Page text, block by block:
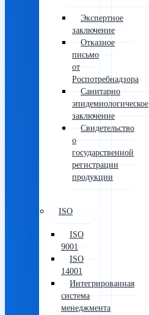
Экспертное
заключение
Отказное
письмо
от
Роспотребнадзора
Санитарно
эпидемиологическое
заключение
Свидетельство
о
государственной
регистрации
продукции
ISO
ISO
9001
ISO
14001
Интегрированная
система
менеджмента